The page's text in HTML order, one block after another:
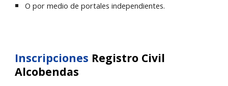
O por medio de portales independientes.
Inscripciones Registro Civil
Alcobendas